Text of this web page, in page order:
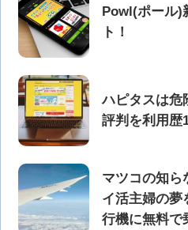
Powl(ポール)
ト！
ハピタスは危
評判を利用歴
マツコの知ら
イ活主婦の夢
行機に無料で